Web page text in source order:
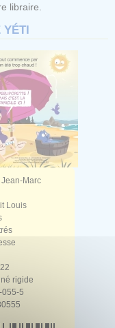
libraire.
YÉTI
Marc
Louis
rigide
055-5